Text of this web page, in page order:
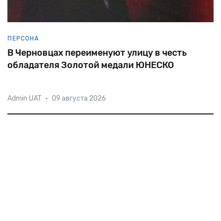
ПЕРСОНА
В Черновцах переименуют улицу в честь
обладателя Золотой медали ЮНЕСКО
Идея возникла у депутатов Черновицкого
городского совета, предложивших переименовать
Admin UAT • 09 августа 2026